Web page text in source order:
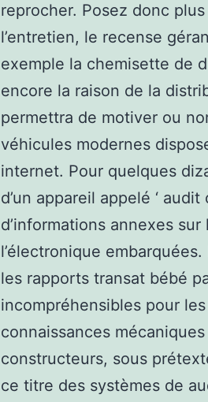
reprocher. Posez donc
l’entretien, le recense
exemple la chemisette de
encore la raison de la
permettra de motiver ou
véhicules modernes
internet. Pour quelques
d’un appareil appelé ‘
d’informations annexes
l’électronique
les rapports transat bébé
incompréhensibles pour
connaissances
constructeurs, sous
ce titre des systèmes de